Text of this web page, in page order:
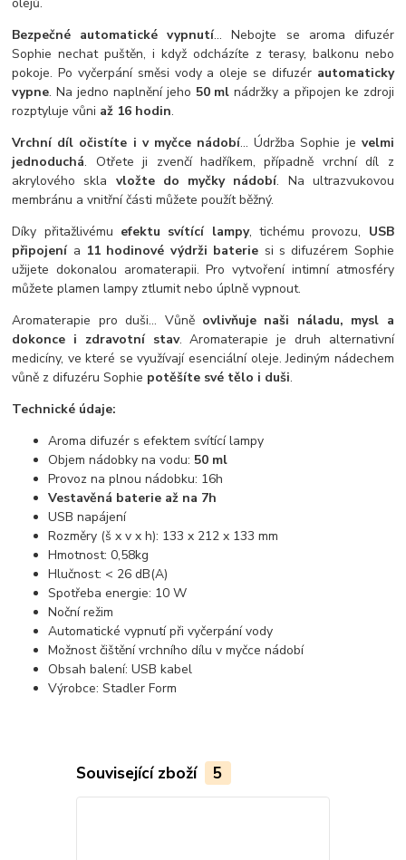
Bezpečné automatické vypnutí... Nebojte se aroma difuzér
Sophie nechat puštěn, i když odcházíte z terasy, balkonu nebo
pokoje. Po vyčerpání směsi vody a oleje se difuzér automaticky
vypne. Na jedno naplnění jeho 50 ml nádržky a připojen ke zdroji
rozptyluje vůni až 16 hodin.
Vrchní díl očistíte i v myčce nádobí... Údržba Sophie je velmi
jednoduchá. Otřete ji zvenčí hadříkem, případně vrchní díl z
akrylového skla vložte do myčky nádobí. Na ultrazvukovou
membránu a vnitřní části můžete použít běžný.
Díky přitažlivému efektu svítící lampy, tichému provozu, USB
připojenía 11 hodinové výdrži baterie si s difuzérem Sophie
užijete dokonalou aromaterapii. Pro vytvoření intimní atmosféry
můžete plamen lampy ztlumit nebo úplně vypnout.
Aromaterapie pro duši... Vůně ovlivňuje naši náladu, mysl a
dokonce i zdravotní stav. Aromaterapie je druh alternativní
medicíny, ve které se využívají esenciální oleje. Jediným nádechem
vůně z difuzéru Sophie potěšíte své tělo i duši.
Technické údaje:
Aroma difuzér s efektem svítící lampy
Objem nádobky na vodu: 50 ml
Provoz na plnou nádobku: 16h
Vestavěná baterie až na 7h
USB napájení
Rozměry (š x v x h): 133 x 212 x 133 mm
Hmotnost: 0,58kg
Hlučnost: < 26 dB(A)
Spotřeba energie: 10 W
Noční režim
Automatické vypnutí při vyčerpání vody
Možnost čištění vrchního dílu v myčce nádobí
Obsah balení: USB kabel
Výrobce: Stadler Form
Související zboží 5